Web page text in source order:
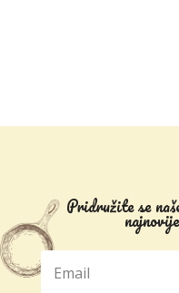
Pridružite se